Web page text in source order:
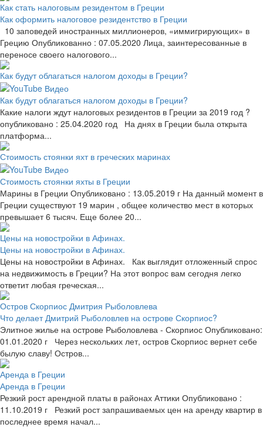
Как стать налоговым резидентом в Греции
Как оформить налоговое резидентство в Греции
10 заповедей иностранных миллионеров, «иммигрирующих» в
Грецию Опубликованно : 07.05.2020 Лица, заинтересованные в
переносе своего налогового...
Как будут облагаться налогом доходы в Греции?
Как будут облагаться налогом доходы в Греции?
Какие налоги ждут налоговых резидентов в Греции за 2019 год ?
опубликовано : 25.04.2020 год На днях в Греции была открыта
платформа...
Стоимость стоянки яхт в греческих маринах
Стоимость стоянки яхты в Греции
Марины в Греции Опубликовано : 13.05.2019 г На данный момент в
Греции существуют 19 марин , общее количество мест в которых
превышает 6 тысяч. Еще более 20...
Цены на новостройки в Афинах.
Цены на новостройки в Афинах.
Цены на новостройки в Афинах. Как выглядит отложенный спрос
на недвижимость в Греции? На этот вопрос вам сегодня легко
ответит любая греческая...
Остров Скорпиос Дмитрия Рыболовлева
Что делает Дмитрий Рыболовлев на острове Скорпиос?
Элитное жилье на острове Рыболовлева - Скорпиос Опубликовано:
01.01.2020 г Через нескольких лет, остров Скорпиос вернет себе
былую славу! Остров...
Аренда в Греции
Аренда в Греции
Резкий рост арендной платы в районах Аттики Опубликовано :
11.10.2019 г Резкий рост запрашиваемых цен на аренду квартир в
последнее время начал...